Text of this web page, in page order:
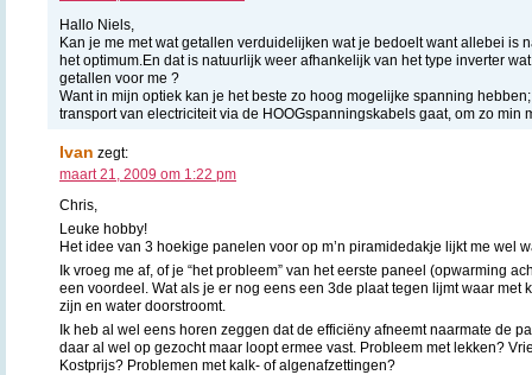
Hallo Niels,
Kan je me met wat getallen verduidelijken wat je bedoelt want allebei is
het optimum.En dat is natuurlijk weer afhankelijk van het type inverter
getallen voor me ?
Want in mijn optiek kan je het beste zo hoog mogelijke spanning
transport van electriciteit via de HOOGspanningskabels gaat, om zo min
Ivan zegt:
maart 21, 2009 om 1:22 pm
Chris,
Leuke hobby!
Het idee van 3 hoekige panelen voor op m’n piramidedakje lijkt me wel
Ik vroeg me af, of je “het probleem” van het eerste paneel (opwarming
een voordeel. Wat als je er nog eens een 3de plaat tegen lijmt waar met
zijn en water doorstroomt.
Ik heb al wel eens horen zeggen dat de efficiëny afneemt naarmate de
daar al wel op gezocht maar loopt ermee vast. Probleem met lekken?
Kostprijs? Problemen met kalk- of algenafzettingen?